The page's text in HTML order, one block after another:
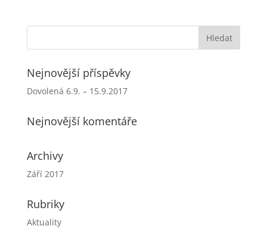
Nejnovější příspěvky
Dovolená 6.9. – 15.9.2017
Nejnovější komentáře
Archivy
Září 2017
Rubriky
Aktuality